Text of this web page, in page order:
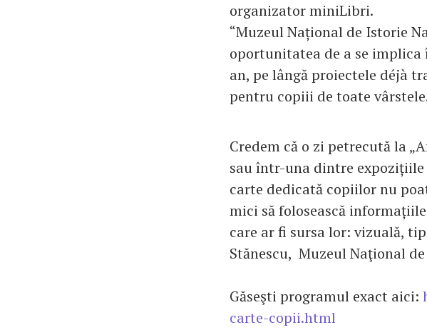
organizator miniLibri.
“Muzeul Național de Istorie
oportunitatea de a se implica
an, pe lângă proiectele déjà
pentru copiii de toate
Credem că o zi petrecută la
sau într-una dintre
carte dedicată copiilor nu
mici să folosească
care ar fi sursa lor: vizuală,
Stănescu, Muzeul Naţional
Găseşti programul exact aici:
carte-copii.html